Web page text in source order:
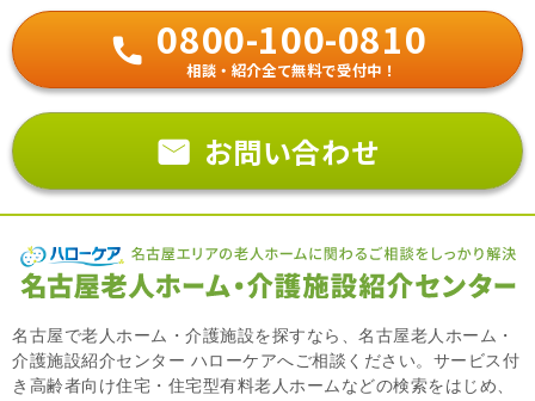
0800-100-0810
相談・紹介全て無料で受付中！
お問い合わせ
名古屋で老人ホーム・介護施設を探すなら、名古屋老人ホーム・
介護施設紹介センター ハローケアへご相談ください。サービス付
き高齢者向け住宅・住宅型有料老人ホームなどの検索をはじめ、